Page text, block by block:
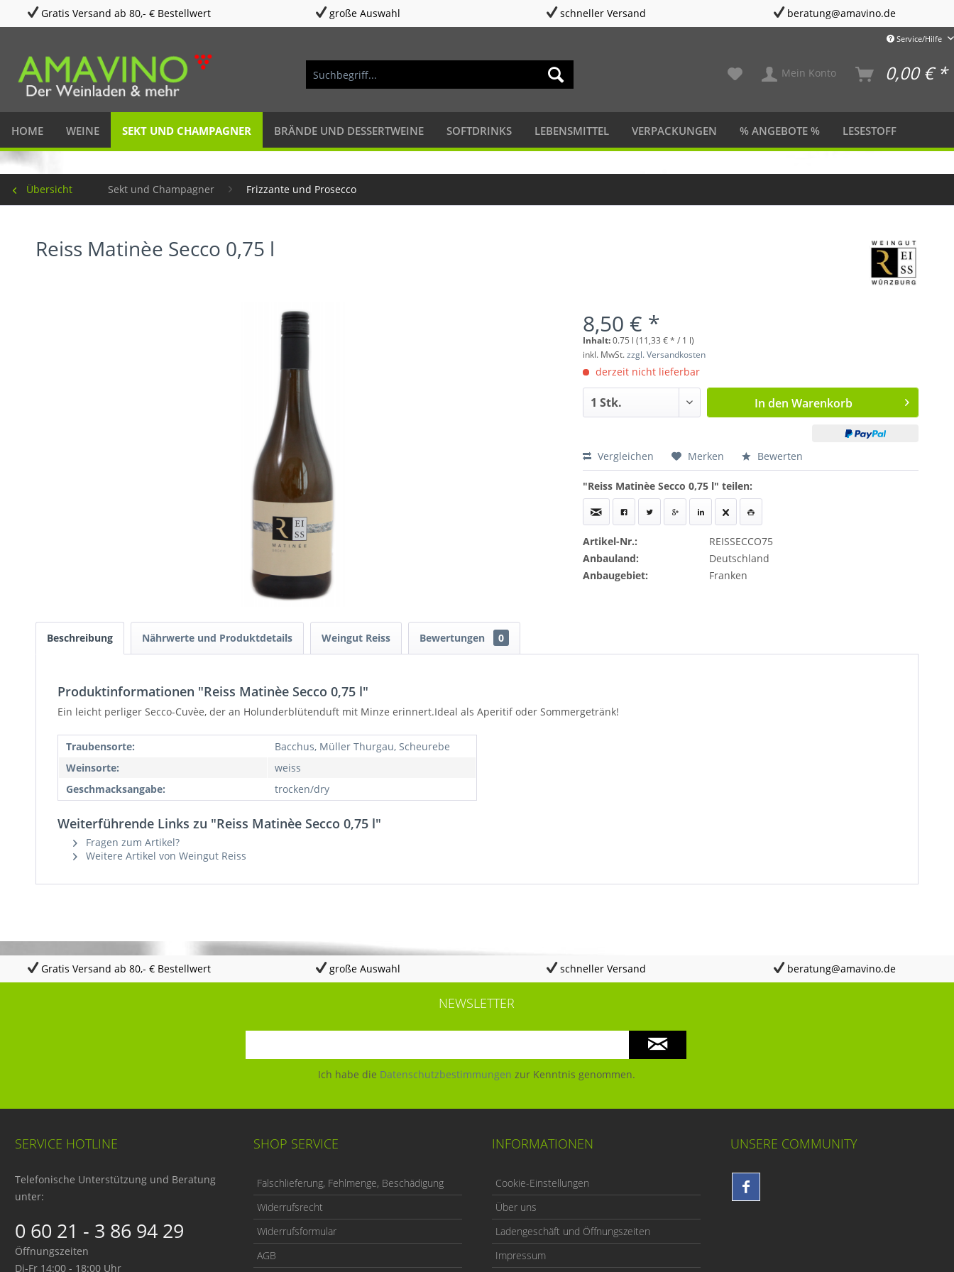
Gratis Versand ab 80,- € Bestellwert große Auswahl schneller Versand beratung@amavino.de
Service/Hilfe
Mein Konto 0,00 € *
HOME WEINE SEKT UND CHAMPAGNER BRÄNDE UND DESSERTWEINE SOFTDRINKS LEBENSMITTEL VERPACKUNGEN % ANGEBOTE % LESESTOFF
Übersicht Sekt und Champagner Frizzante und Prosecco
Reiss Matinèe Secco 0,75 l
8,50 € *
Inhalt:0.75 l (11,33 € * / 1 l)
inkl. MwSt.zzgl. Versandkosten
derzeit nicht lieferbar
In den Warenkorb
Vergleichen Merken Bewerten
"Reiss Matinèe Secco 0,75 l" teilen:
Artikel-Nr.:
REISSECCO75
Anbauland:
Deutschland
Anbaugebiet:
Franken
Beschreibung Nährwerte und Produktdetails Weingut Reiss Bewertungen 0
Produktinformationen "Reiss Matinèe Secco 0,75 l"
Ein leicht perliger Secco-Cuvèe, der an Holunderblütenduft mit Minze erinnert.Ideal als Aperitif oder Sommergetränk!
Traubensorte:
Bacchus, Müller Thurgau, Scheurebe
Weinsorte:
weiss
Geschmacksangabe:
trocken/dry
Weiterführende Links zu "Reiss Matinèe Secco 0,75 l"
Fragen zum Artikel?
Weitere Artikel von Weingut Reiss
Gratis Versand ab 80,- € Bestellwert große Auswahl schneller Versand beratung@amavino.de
NEWSLETTER
Ich habe die Datenschutzbestimmungen zur Kenntnis genommen.
SERVICE HOTLINE
Telefonische Unterstützung und Beratung
unter:
0 60 21 - 3 86 94 29
Öffnungszeiten
Di-Fr 14:00 - 18:00 Uhr
SHOP SERVICE
Falschlieferung, Fehlmenge, Beschädigung
Widerrufsrecht
Widerrufsformular
AGB
INFORMATIONEN
Cookie-Einstellungen
Über uns
Ladengeschäft und Öffnungszeiten
Impressum
UNSERE COMMUNITY